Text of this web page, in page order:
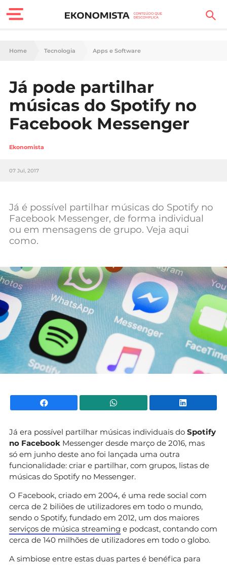
Finanças Pessoais
Carreira
Casa
Lifestyle
Sociedade
Negócios
Mundial 2026
Home Tecnologia Apps e Software
Já pode partilhar
músicas do Spotify no
Facebook Messenger
Ekonomista
07 Jul, 2017
Já é possível partilhar músicas do Spotify no
Facebook Messenger, de forma individual
ou em mensagens de grupo. Veja aqui
como.
Facebook WhatsApp
Já era possível partilhar músicas individuais do Spotify
no Facebook Messenger desde março de 2016, mas
só em junho deste ano foi lançada uma outra
funcionalidade: criar e partilhar, com grupos, listas de
músicas do Spotify no Messenger.
O Facebook, criado em 2004, é uma rede social com
cerca de 2 biliões de utilizadores em todo o mundo,
sendo o Spotify, fundado em 2012, um dos maiores
serviços de música streaming e podcast, contando com
cerca de 140 milhões de utilizadores em todo o globo.
A simbiose entre estas duas partes é benéfica para